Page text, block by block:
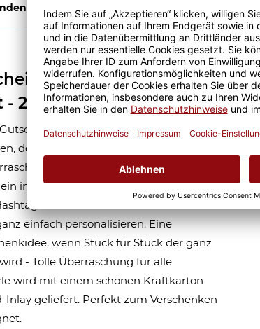
Sicherer Kauf Auf Rechnung
Instagram - mit
- 24 Teile inkl. Umschlag
aus 24 Teilen ist das optimale
den Partner, Familie und Freunde -
all deine Lieblingsmenschen mit
in Puzzle-Form. Mit dem Lieblingsfoto,
und einem Wunschtext von 3
einfach personalisieren. Eine
wenn Stück für Stück der ganz
- Tolle Überraschung für alle
wird mit einem schönen Kraftkarton
geliefert. Perfekt zum Verschenken